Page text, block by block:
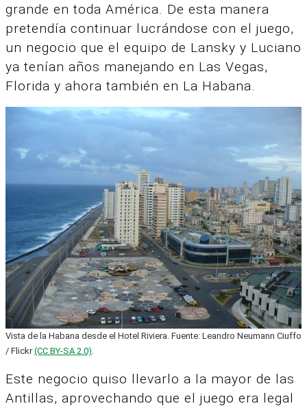
grande en toda América. De esta manera
pretendía continuar lucrándose con el juego,
un negocio que el equipo de Lansky y Luciano
ya tenían años manejando en Las Vegas,
Florida y ahora también en La Habana.
Vista de la Habana desde el Hotel Riviera. Fuente: Leandro Neumann Ciuffo
/ Flickr(CC BY-SA 2.0)
Este negocio quiso llevarlo a la mayor de las
Antillas, aprovechando que el juego era legal